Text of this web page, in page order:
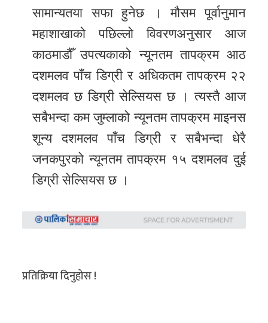
सामान्यतया सफा हुनेछ । मौसम पूर्वानुमान
महाशाखाको पछिल्लो विवरणअनुसार आज
काठमाडौँ उपत्यकाको न्यूनतम तापक्रम आठ
दशमलव पाँच डिग्री र अधिकतम तापक्रम २२
दशमलव छ डिग्री सेल्सियस छ । त्यस्तै आज
सबैभन्दा कम जुम्लाको न्यूनतम तापक्रम माइनस
शून्य दशमलव पाँच डिग्री र सबैभन्दा धेरै
जनकपुरको न्यूनतम तापक्रम १५ दशमलव दुई
डिग्री सेल्सियस छ ।
प्रतिक्रिया दिनुहोस !